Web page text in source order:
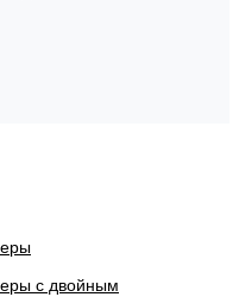
с двойным